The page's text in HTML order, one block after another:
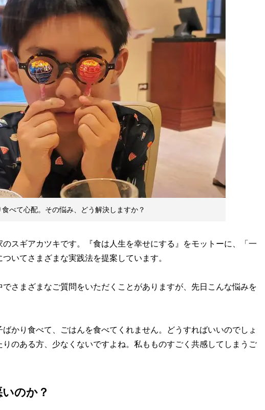
べて心配。その悩み、どう解決しますか？
スギアカツキです。『食は人生を幸せにする』をモットーに、「一
いてさまざまな実践法を提案しています。
さまざまなご質問をいただくことがありますが、先日こんな悩みを
かり食べて、ごはんを食べてくれません。どうすればいいのでしょ
りのある方、少なくないですよね。私もものすごく共感してしまうご
のか？